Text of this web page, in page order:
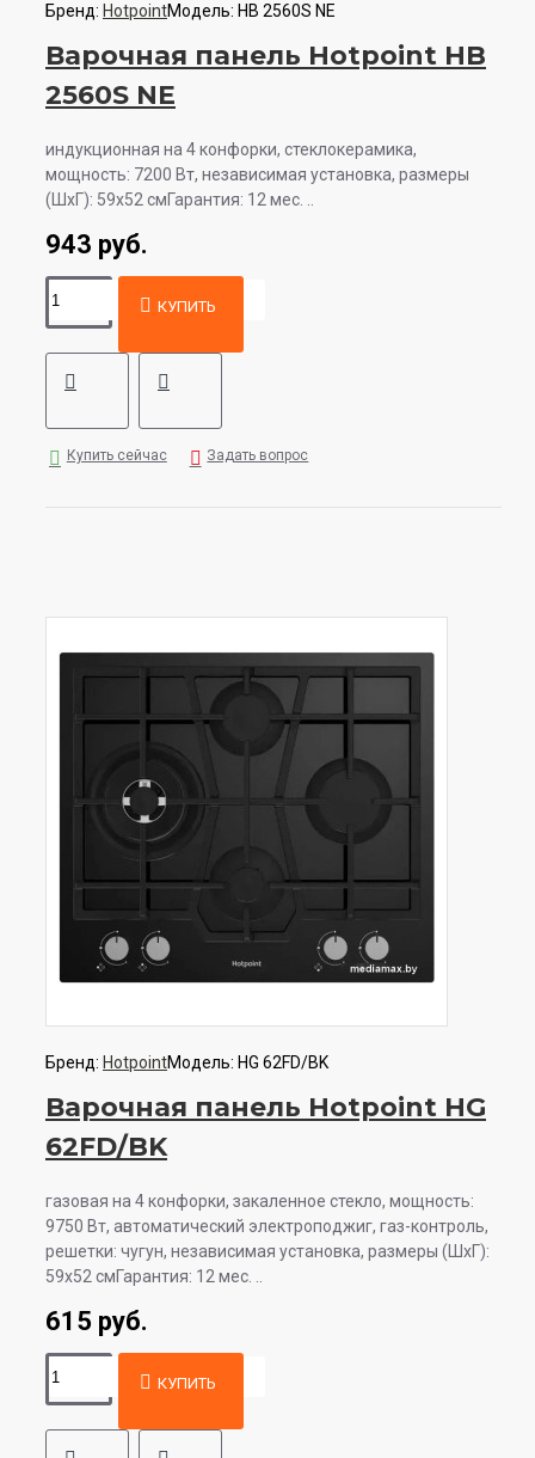
Бренд: HotpointМодель: HB 2560S NE
Варочная панель Hotpoint HB
2560S NE
индукционная на 4 конфорки, cтеклокерамика,
мощность: 7200 Вт, независимая установка, размеры
(ШхГ): 59x52 смГарантия: 12 мес. ..
943 руб.
КУПИТЬ
Купить сейчас Задать вопрос
Бренд: HotpointМодель: HG 62FD/BK
Варочная панель Hotpoint HG
62FD/BK
газовая на 4 конфорки, закаленное стекло, мощность:
9750 Вт, автоматический электроподжиг, газ-контроль,
решетки: чугун, независимая установка, размеры (ШхГ):
59x52 смГарантия: 12 мес. ..
615 руб.
КУПИТЬ